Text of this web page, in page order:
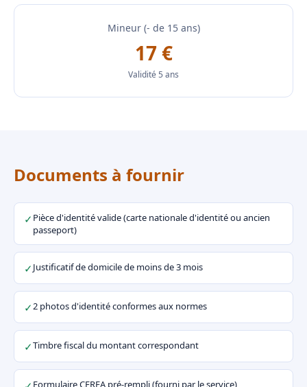
Mineur (- de 15 ans)
17 €
Validité 5 ans
Documents à fournir
✓ Pièce d'identité valide (carte nationale d'identité ou ancien
passeport)
✓Justificatif de domicile de moins de 3 mois
✓2 photos d'identité conformes aux normes
✓Timbre fiscal du montant correspondant
Formulaire CERFA pré-rempli (fourni par le service)